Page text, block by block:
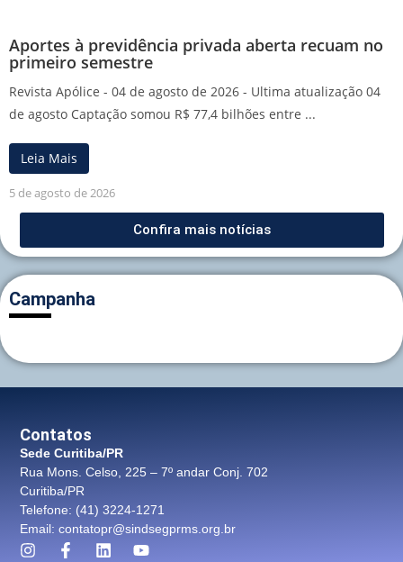
Aportes à previdência privada aberta recuam no
primeiro semestre
Revista Apólice - 04 de agosto de 2026 - Ultima atualização 04
de agosto Captação somou R$ 77,4 bilhões entre ...
Leia Mais
5 de agosto de 2026
Confira mais notícias
Campanha
Contatos
Sede Curitiba/PR
Rua Mons. Celso, 225 – 7º andar Conj. 702
Curitiba/PR
Telefone: (41) 3224-1271
Email: contatopr@sindsegprms.org.br